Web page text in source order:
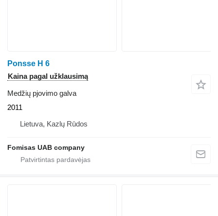
Ponsse H 6
Kaina pagal užklausimą
Medžių pjovimo galva
2011
Lietuva, Kazlų Rūdos
Fomisas UAB company